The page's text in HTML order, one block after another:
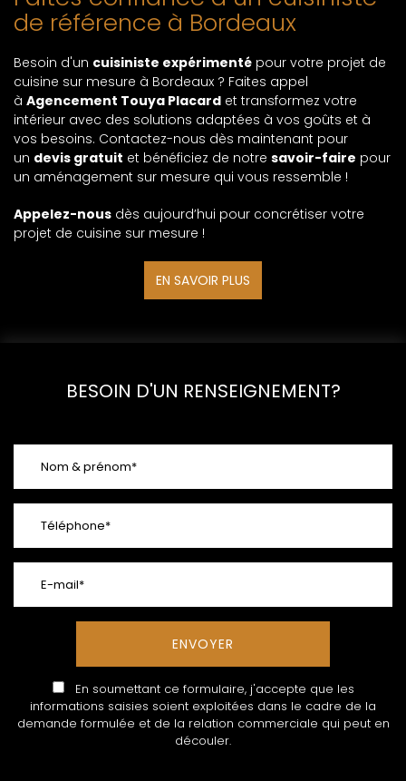
de référence à Bordeaux
Besoin d'un cuisiniste expérimenté pour votre projet de
cuisine sur mesure à Bordeaux ? Faites appel
à Agencement Touya Placard et transformez votre
intérieur avec des solutions adaptées à vos goûts et à
vos besoins. Contactez-nous dès maintenant pour
un devis gratuit et bénéficiez de notre savoir-faire pour
un aménagement sur mesure qui vous ressemble !
Appelez-nous dès aujourd’hui pour concrétiser votre
projet de cuisine sur mesure !
EN SAVOIR PLUS
BESOIN D'UN RENSEIGNEMENT?
En soumettant ce formulaire, j'accepte que les
informations saisies soient exploitées dans le cadre de la
demande formulée et de la relation commerciale qui peut en
découler.